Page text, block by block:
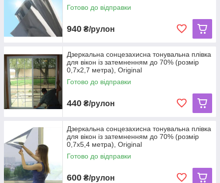
Готово до відправки
940 ₴/рулон
Дзеркальна сонцезахисна тонувальна плівка
для вікон із затемненням до 70% (розмір
0,7х2,7 метра), Original
Готово до відправки
440 ₴/рулон
Дзеркальна сонцезахисна тонувальна плівка
для вікон із затемненням до 70% (розмір
0,7х5,4 метра), Original
Готово до відправки
600 ₴/рулон